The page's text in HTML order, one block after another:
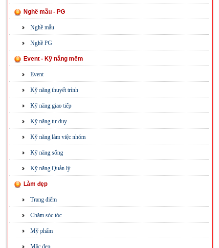
Nghề mẫu - PG
Nghề mẫu
Nghề PG
Event - Kỹ năng mềm
Event
Kỹ năng thuyết trình
Kỹ năng giao tiếp
Kỹ năng tư duy
Kỹ năng làm việc nhóm
Kỹ năng sống
Kỹ năng Quản lý
Làm đẹp
Trang điểm
Chăm sóc tóc
Mỹ phẩm
Mặc đẹp